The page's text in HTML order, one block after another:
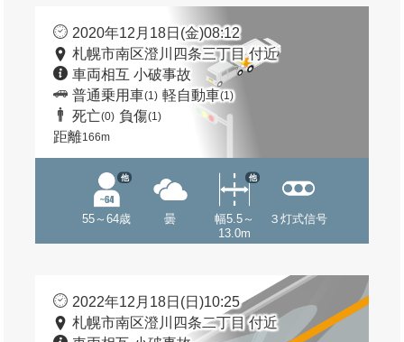
2020年12月18日(金)08:12
札幌市南区澄川四条三丁目 付近
車両相互 小破事故
普通乗用車(1) 軽自動車(1)
死亡(0) 負傷(1)
距離166m
55～64歳
他
曇
幅5.5～
13.0m
他
３灯式信号
2022年12月18日(日)10:25
札幌市南区澄川四条二丁目 付近